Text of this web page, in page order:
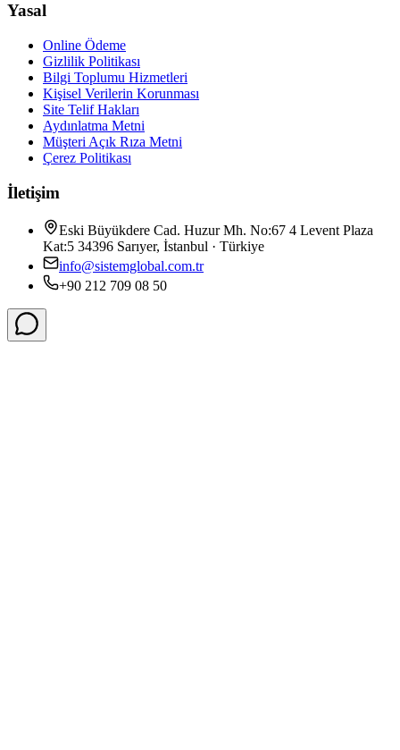
Yasal
Online Ödeme
Gizlilik Politikası
Bilgi Toplumu Hizmetleri
Kişisel Verilerin Korunması
Site Telif Hakları
Aydınlatma Metni
Müşteri Açık Rıza Metni
Çerez Politikası
İletişim
Eski Büyükdere Cad. Huzur Mh. No:67 4 Levent Plaza
Kat:5 34396 Sarıyer, İstanbul · Türkiye
info@sistemglobal.com.tr
+90 212 709 08 50